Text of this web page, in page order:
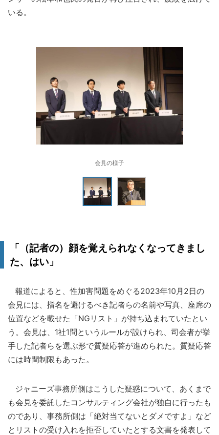
いる。
会見の様子
「（記者の）顔を覚えられなくなってきまし
た、はい」
報道によると、性加害問題をめぐる2023年10月2日の
会見には、指名を避けるべき記者らの名前や写真、座席の
位置などを載せた「NGリスト」が持ち込まれていたとい
う。会見は、1社1問というルールが設けられ、司会者が挙
手した記者らを選ぶ形で質疑応答が進められた。質疑応答
には時間制限もあった。
ジャニーズ事務所側はこうした疑惑について、あくまで
も会見を委託したコンサルティング会社が独自に行ったも
のであり、事務所側は「絶対当てないとダメですよ」など
とリストの受け入れを拒否していたとする文書を発表して